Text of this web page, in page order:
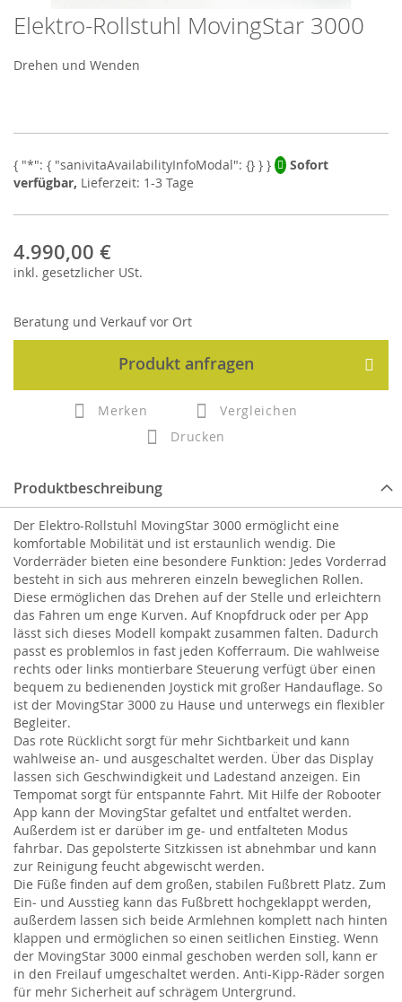
Skip
to
the
beginning
images
Elektro-Rollstuhl MovingStar 3000
Drehen und Wenden
Sofort
verfügbar, Lieferzeit: 1-3 Tage
4.990,00 €
inkl. gesetzlicher USt.
Beratung und Verkauf vor Ort
Produkt anfragen
Merken
Vergleichen
Drucken
Produktbeschreibung
Der Elektro-Rollstuhl MovingStar 3000 ermöglicht eine
komfortable Mobilität und ist erstaunlich wendig. Die
Vorderräder bieten eine besondere Funktion: Jedes Vorderrad
besteht in sich aus mehreren einzeln beweglichen Rollen.
Diese ermöglichen das Drehen auf der Stelle und erleichtern
das Fahren um enge Kurven. Auf Knopfdruck oder per App
lässt sich dieses Modell kompakt zusammen falten. Dadurch
passt es problemlos in fast jeden Kofferraum. Die wahlweise
rechts oder links montierbare Steuerung verfügt über einen
bequem zu bedienenden Joystick mit großer Handauflage. So
ist der MovingStar 3000 zu Hause und unterwegs ein flexibler
Begleiter.
Das rote Rücklicht sorgt für mehr Sichtbarkeit und kann
wahlweise an- und ausgeschaltet werden. Über das Display
lassen sich Geschwindigkeit und Ladestand anzeigen. Ein
Tempomat sorgt für entspannte Fahrt. Mit Hilfe der Robooter
App kann der MovingStar gefaltet und entfaltet werden.
Außerdem ist er darüber im ge- und entfalteten Modus
fahrbar. Das gepolsterte Sitzkissen ist abnehmbar und kann
zur Reinigung feucht abgewischt werden.
Die Füße finden auf dem großen, stabilen Fußbrett Platz. Zum
Ein- und Ausstieg kann das Fußbrett hochgeklappt werden,
außerdem lassen sich beide Armlehnen komplett nach hinten
klappen und ermöglichen so einen seitlichen Einstieg. Wenn
der MovingStar 3000 einmal geschoben werden soll, kann er
in den Freilauf umgeschaltet werden. Anti-Kipp-Räder sorgen
für mehr Sicherheit auf schrägem Untergrund.